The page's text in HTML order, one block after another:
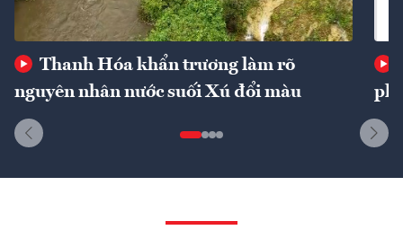
Thanh Hóa khẩn trương làm rõ
nguyên nhân nước suối Xú đổi màu
phí